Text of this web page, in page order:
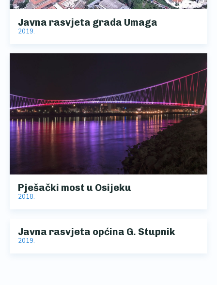
Javna rasvjeta grada Umaga
2019.
Pješački most u Osijeku
2018.
Javna rasvjeta općina G. Stupnik
2019.